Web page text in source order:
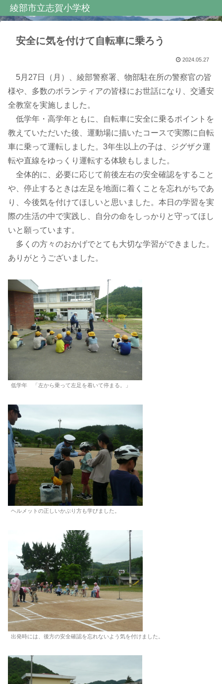
綾部市立志賀小学校
安全に気を付けて自転車に乗ろう
2024.05.27
5月27日（月）、綾部警察署、物部駐在所の警察官の皆
様や、多数のボランティアの皆様にお世話になり、交通安
全教室を実施しました。
低学年・高学年ともに、自転車に安全に乗るポイントを
教えていただいた後、運動場に描いたコースで実際に自転
車に乗って運転しました。3年生以上の子は、ジグザク運
転や直線をゆっくり運転する体験もしました。
全体的に、必要に応じて前後左右の安全確認をすること
や、停止するときは左足を地面に着くことを忘れがちであ
り、今後気を付けてほしいと思いました。本日の学習を実
際の生活の中で実践し、自分の命をしっかりと守ってほし
いと願っています。
多くの方々のおかげでとても大切な学習ができました。
ありがとうございました。
低学年 「左から乗って左足を着いて停まる。」
ヘルメットの正しいかぶり方も学びました。
出発時には、後方の安全確認を忘れないよう気を付けました。